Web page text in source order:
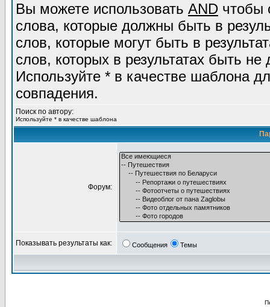
Вы можете использовать AND чтобы
слова, которые должны быть в
слов, которые могут быть в
слов, которых в результатах быть не
Используйте * в качестве шаблона
совпадения.
Поиск по автору:
Используйте * в качестве шаблона
Форум:
Показывать результаты как: Сообщения Темы